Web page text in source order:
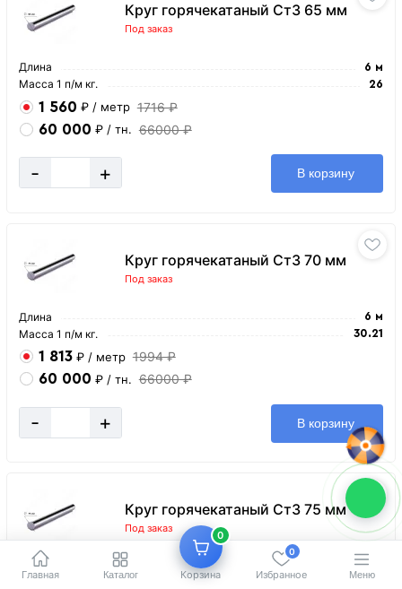
Главная Каталог
0
Корзина Избранное
0
Меню
Круг горячекатаный Ст3 65 мм
Под заказ
Длина 6 м
Масса 1 п/м кг. 26
1 560 ₽ / метр 1716 ₽
60 000 ₽ / тн. 66000 ₽
- + В корзину
Круг горячекатаный Ст3 70 мм
Под заказ
Длина 6 м
Масса 1 п/м кг. 30.21
1 813 ₽ / метр 1994 ₽
60 000 ₽ / тн. 66000 ₽
- + В корзину
Круг горячекатаный Ст3 75 мм
Под заказ
Длина 6 м